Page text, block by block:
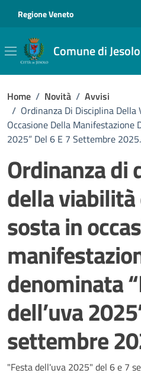
Regione Veneto
Comune di Jesolo
Home / Novità / Avvisi
/ Ordinanza Di Disciplina Della
Occasione Della Manifestazione
2025” Del 6 E 7 Settembre 2025.
Ordinanza di
della viabilità
sosta in
denominata
dell’uva
settembre
Dettagli della
"Festa dell'uva 2025" del 6 e 7